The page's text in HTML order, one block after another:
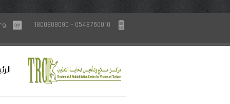
1800908090 - 0548760010